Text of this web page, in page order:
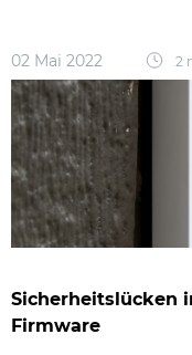
02 Mai 2022 2
Sicherheitslücken
Firmware